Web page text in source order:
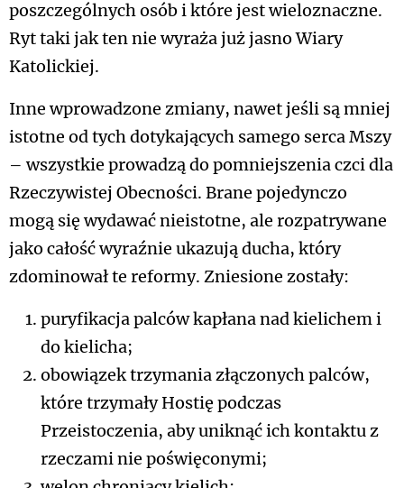
poszczególnych osób i które jest wieloznaczne.
Ryt taki jak ten nie wyraża już jasno Wiary
Katolickiej.
Inne wprowadzone zmiany, nawet jeśli są mniej
istotne od tych dotykających samego serca Mszy
– wszystkie prowadzą do pomniejszenia czci dla
Rzeczywistej Obecności. Brane pojedynczo
mogą się wydawać nieistotne, ale rozpatrywane
jako całość wyraźnie ukazują ducha, który
zdominował te reformy. Zniesione zostały:
puryfikacja palców kapłana nad kielichem i
do kielicha;
obowiązek trzymania złączonych palców,
które trzymały Hostię podczas
Przeistoczenia, aby uniknąć ich kontaktu z
rzeczami nie poświęconymi;